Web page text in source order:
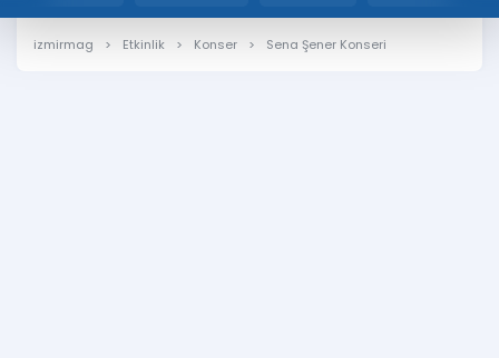
izmirmag Etkinlik Konser Sena Şener Konseri